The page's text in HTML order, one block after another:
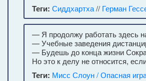
Теги: Сиддхартха// Герман
— Я продолжу работать здесь
— Учебные заведения
— Будешь до конца жизни
Но это к делу не относится,
Теги: Мисс Слоун / Опасная